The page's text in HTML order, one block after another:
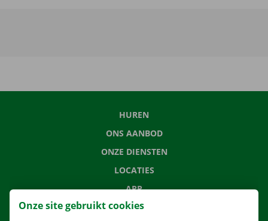
HUREN
ONS AANBOD
ONZE DIENSTEN
LOCATIES
APP
VERHUISOPLOSSINGEN
Onze site gebruikt cookies